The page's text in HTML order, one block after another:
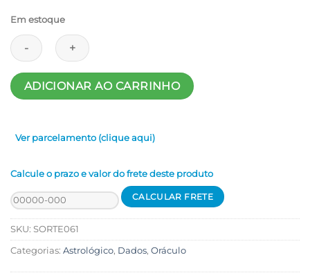
Em estoque
Dados
-
Signos
ADICIONAR AO CARRINHO
Ver parcelamento (clique aqui)
Calcule o prazo e valor do frete deste produto
SKU: SORTE061
Categorias: Astrológico, Dados, Oráculo